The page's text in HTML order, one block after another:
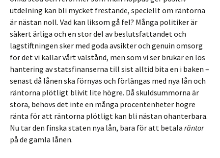
utdelning kan bli mycket frestande, speciellt om räntorna
är nästan noll. Vad kan liksom gå fel? Många politiker är
säkert ärliga och en stor del av beslutsfattandet och
lagstiftningen sker med goda avsikter och genuin omsorg
för det vi kallar vårt välstånd, men som vi ser brukar en lös
hantering av statsfinanserna till sist alltid bita en i baken –
senast då lånen ska förnyas och förlängas med nya lån och
räntorna plötligt blivit lite högre. Då skuldsummorna är
stora, behövs det inte en många procentenheter högre
ränta för att räntorna plötligt kan bli nästan ohanterbara.
Nu tar den finska staten nya lån, bara för att betala räntor
på de gamla lånen.